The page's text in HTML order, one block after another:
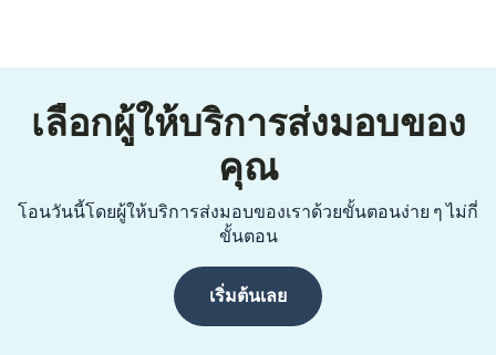
เลือกผู้ให้บริการส่งมอบของ
คุณ
โอนวันนี้โดยผู้ให้บริการส่งมอบของเราด้วยขั้นตอนง่าย ๆ ไม่กี่
ขั้นตอน
เริ่มต้นเลย